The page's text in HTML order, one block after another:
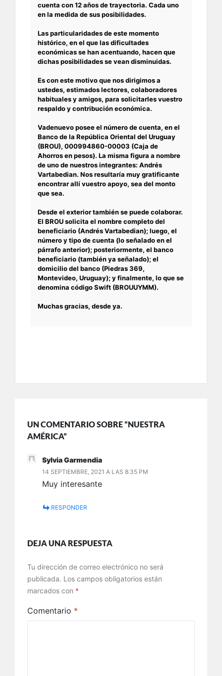
cuenta con 12 años de trayectoria. Cada uno
en la medida de sus posibilidades.
Las particularidades de este momento
histórico, en el que las dificultades
económicas se han acentuando, hacen que
dichas posibilidades se vean disminuidas.
Es con este motivo que nos dirigimos a
ustedes, estimados lectores, colaboradores
habituales y amigos, para solicitarles vuestro
respaldo y contribución económica.
Vadenuevo posee el número de cuenta, en el
Banco de la República Oriental del Uruguay
(BROU), 000994860-00003 (Caja de
Ahorros en pesos). La misma figura a nombre
de uno de nuestros integrantes: Andrés
Vartabedian. Nos resultaría muy gratificante
encontrar allí vuestro apoyo, sea del monto
que sea.
Desde el exterior también se puede colaborar.
El BROU solicita el nombre completo del
beneficiario (Andrés Vartabedian); luego, el
número y tipo de cuenta (lo señalado en el
párrafo anterior); posteriormente, el banco
beneficiario (también ya señalado); el
domicilio del banco (Piedras 369,
Montevideo, Uruguay); y finalmente, lo que se
denomina código Swift (BROUUYMM).
Muchas gracias, desde ya.
UN COMENTARIO SOBRE “NUESTRA
AMÉRICA”
Sylvia Garmendia
14 SEPTIEMBRE, 2021 A LAS 8:35 PM
Muy interesante
RESPONDER
DEJA UNA RESPUESTA
Tu dirección de correo electrónico no será
publicada. Los campos obligatorios están
marcados con *
Comentario *